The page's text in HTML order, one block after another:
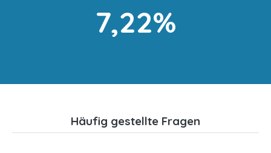
7,22%
Häufig gestellte Fragen